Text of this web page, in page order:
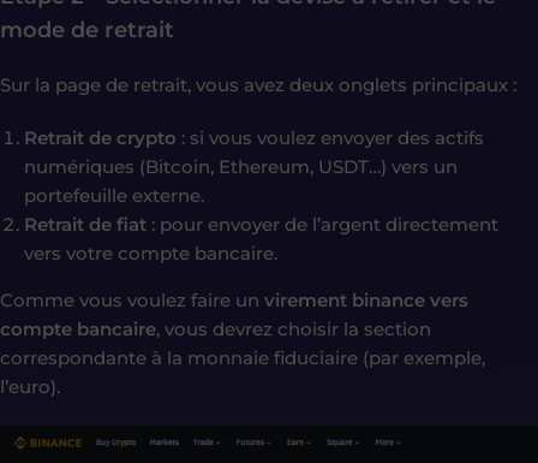
mode de retrait
Sur la page de retrait, vous avez deux onglets principaux :
Retrait de crypto : si vous voulez envoyer des actifs
numériques (Bitcoin, Ethereum, USDT…) vers un
portefeuille externe.
Retrait de fiat : pour envoyer de l’argent directement
vers votre compte bancaire.
Comme vous voulez faire un virement binance vers
compte bancaire, vous devrez choisir la section
correspondante à la monnaie fiduciaire (par exemple,
l’euro).